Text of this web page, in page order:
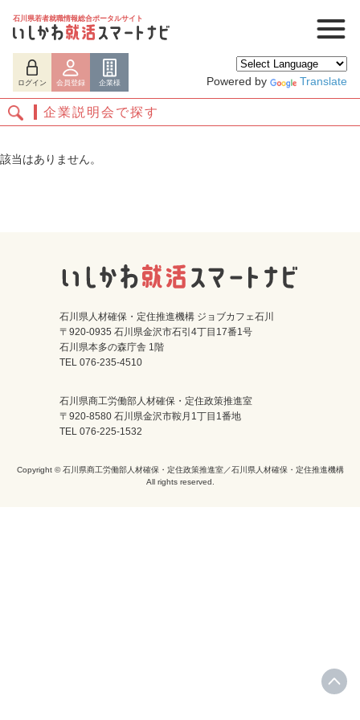
石川県若者就職情報総合ポータルサイト
ログイン 会員登録 企業様 Powered by Translate
ログイン 会員登録
企業説明会で探す
該当はありません。
石川県人材確保・定住推進機構 ジョブカフェ石川
〒920-0935 石川県金沢市石引4丁目17番1号
石川県本多の森庁舎 1階
TEL 076-235-4510
石川県商工労働部人材確保・定住政策推進室
〒920-8580 石川県金沢市鞍月1丁目1番地
TEL 076-225-1532
Copyright © 石川県商工労働部人材確保・定住政策推進室／石川県人材確保・定住推進機構
All rights reserved.